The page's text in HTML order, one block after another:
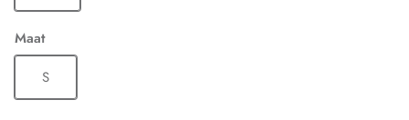
Maat
S